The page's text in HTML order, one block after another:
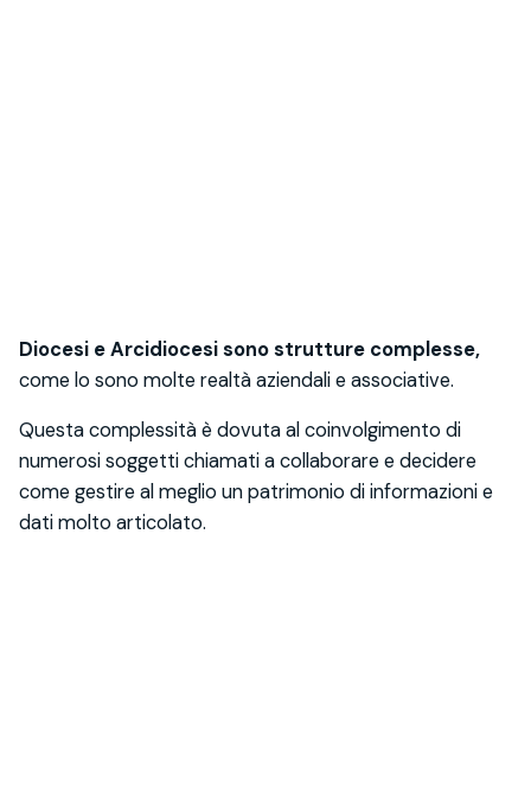
Diocesi e Arcidiocesi sono strutture complesse,
come lo sono molte realtà aziendali e associative.
Questa complessità è dovuta al coinvolgimento di
numerosi soggetti chiamati a collaborare e decidere
come gestire al meglio un patrimonio di informazioni e
dati molto articolato.